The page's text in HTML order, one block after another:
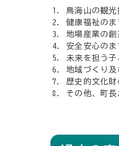
鳥海山の観
健康福祉の
地場産業の
安全安心の
未来を担う
地域づくり
歴史的文化
その他、町